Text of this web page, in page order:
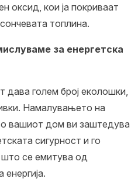
оксид, кои ја покриваат
топлина.
за енергетска
дава голем број еколошки,
Намалувањето на
вашиот дом ви заштедува
сигурност и го
се емитува од